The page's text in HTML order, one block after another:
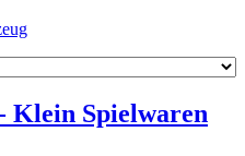
Klein Spielwaren